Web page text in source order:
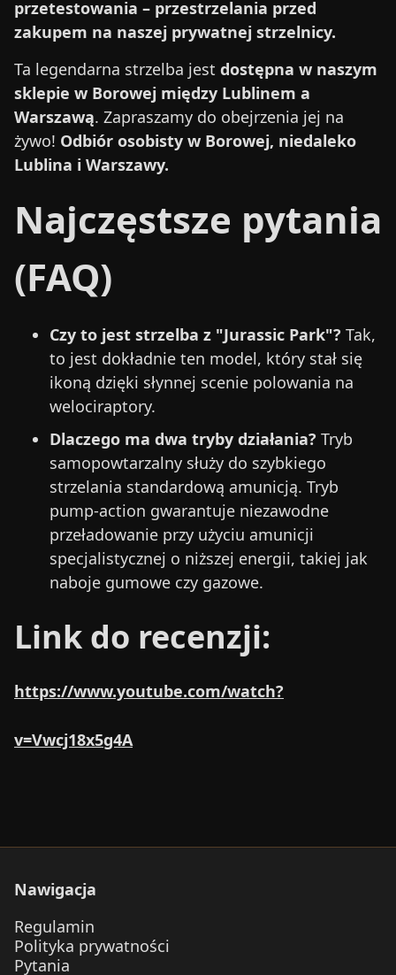
przetestowania – przestrzelania przed
zakupem na naszej prywatnej strzelnicy.
Ta legendarna strzelba jest dostępna w naszym
sklepie w Borowej między Lublinem a
Warszawą. Zapraszamy do obejrzenia jej na
żywo! Odbiór osobisty w Borowej, niedaleko
Lublina i Warszawy.
Najczęstsze pytania
(FAQ)
Czy to jest strzelba z "Jurassic Park"? Tak,
to jest dokładnie ten model, który stał się
ikoną dzięki słynnej scenie polowania na
welociraptory.
Dlaczego ma dwa tryby działania? Tryb
samopowtarzalny służy do szybkiego
strzelania standardową amunicją. Tryb
pump-action gwarantuje niezawodne
przeładowanie przy użyciu amunicji
specjalistycznej o niższej energii, takiej jak
naboje gumowe czy gazowe.
Link do recenzji:
https://www.youtube.com/watch?
v=Vwcj18x5g4A
Nawigacja
Regulamin
Polityka prywatności
Pytania